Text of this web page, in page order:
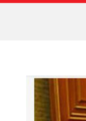
Ver
imagen
más